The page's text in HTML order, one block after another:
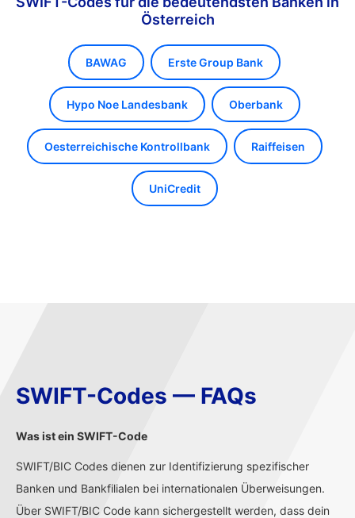
Österreich
BAWAG Erste Group Bank
Hypo Noe Landesbank Oberbank
Oesterreichische Kontrollbank Raiffeisen
UniCredit
SWIFT-Codes — FAQs
Was ist ein SWIFT-Code
SWIFT/BIC Codes dienen zur Identifizierung spezifischer
Banken und Bankfilialen bei internationalen Überweisungen.
Über SWIFT/BIC Code kann sichergestellt werden, dass dein